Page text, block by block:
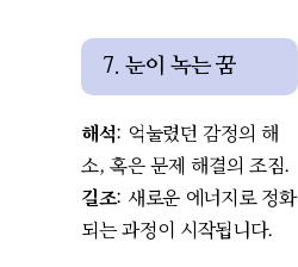
7. 눈이 녹는 꿈
해석: 억눌렸던 감정의 해
소, 혹은 문제 해결의 조짐.
길조: 새로운 에너지로 정화
되는 과정이 시작됩니다.